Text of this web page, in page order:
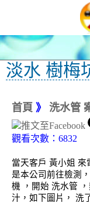
淡水 樹梅
首頁 》 洗水管
觀看次數：6832
當天客戶 黃小姐 來
是本公司前往檢測
機 ，開始 洗水管
汁，如下圖片， 洗